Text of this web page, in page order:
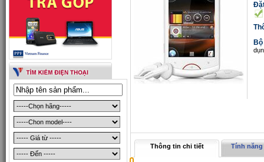
Thông tin chi tiết Tính